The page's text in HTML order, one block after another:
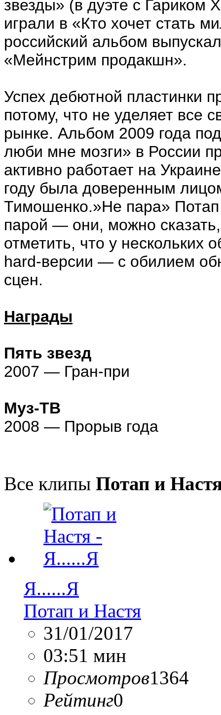
звезды» (в дуэте с
играли в «Кто хочет стать
российский альбом
«Мейнстрим продакшн».
Успех дебютной пластинки
потому, что не уделяет все
рынке. Альбом 2009 года
люби мне мозги» в России
активно работает на
году была доверенным
Тимошенко.»Не пара»
парой — они, можно
отметить, что у нескольких
hard-версии — с обилием
сцен.
Награды
Пять звезд
2007 — Гран-при
Муз-ТВ
2008 — Прорыв года
Все клипы Потап и
Я......Я
Потап и Настя
31/01/2017
03:51 мин
Просмотров1364
Рейтинг0